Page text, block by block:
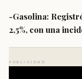
-Gasolina:
2,5%, con una
PUBLICIDAD